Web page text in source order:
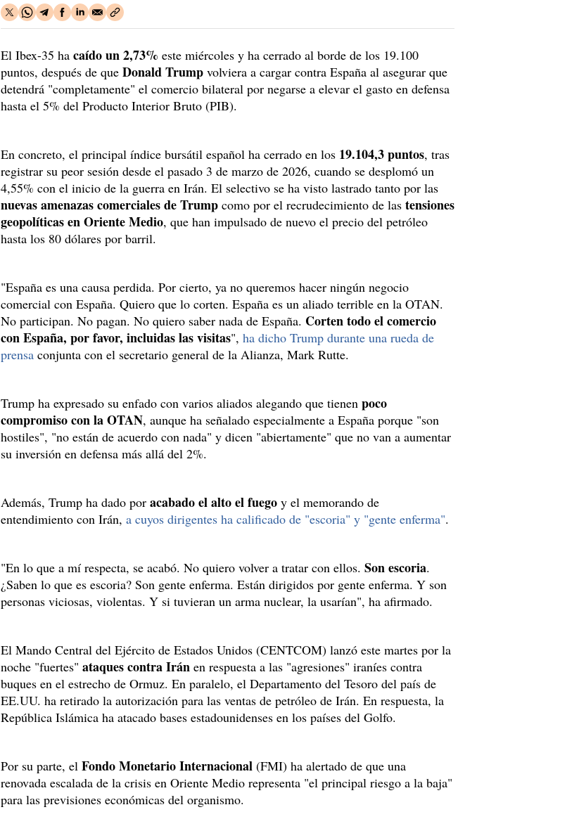
El Ibex-35 ha caído un 2,73% este miércoles y ha cerrado al borde de los 19.100
puntos, después de que Donald Trump volviera a cargar contra España al asegurar que
detendrá "completamente" el comercio bilateral por negarse a elevar el gasto en defensa
hasta el 5% del Producto Interior Bruto (PIB).
En concreto, el principal índice bursátil español ha cerrado en los 19.104,3 puntos, tras
registrar su peor sesión desde el pasado 3 de marzo de 2026, cuando se desplomó un
4,55% con el inicio de la guerra en Irán. El selectivo se ha visto lastrado tanto por las
nuevas amenazas comerciales de Trump como por el recrudecimiento de las tensiones
geopolíticas en Oriente Medio, que han impulsado de nuevo el precio del petróleo
hasta los 80 dólares por barril.
"España es una causa perdida. Por cierto, ya no queremos hacer ningún negocio
comercial con España. Quiero que lo corten. España es un aliado terrible en la OTAN.
No participan. No pagan. No quiero saber nada de España. Corten todo el comercio
con España, por favor, incluidas las visitas", ha dicho Trump durante una rueda de
prensa conjunta con el secretario general de la Alianza, Mark Rutte.
Trump ha expresado su enfado con varios aliados alegando que tienen poco
compromiso con la OTAN, aunque ha señalado especialmente a España porque "son
hostiles", "no están de acuerdo con nada" y dicen "abiertamente" que no van a aumentar
su inversión en defensa más allá del 2%.
Además, Trump ha dado por acabado el alto el fuego y el memorando de
entendimiento con Irán, a cuyos dirigentes ha calificado de "escoria" y "gente enferma".
"En lo que a mí respecta, se acabó. No quiero volver a tratar con ellos. Son escoria.
¿Saben lo que es escoria? Son gente enferma. Están dirigidos por gente enferma. Y son
personas viciosas, violentas. Y si tuvieran un arma nuclear, la usarían", ha afirmado.
El Mando Central del Ejército de Estados Unidos (CENTCOM) lanzó este martes por la
noche "fuertes" ataques contra Irán en respuesta a las "agresiones" iraníes contra
buques en el estrecho de Ormuz. En paralelo, el Departamento del Tesoro del país de
EE.UU. ha retirado la autorización para las ventas de petróleo de Irán. En respuesta, la
República Islámica ha atacado bases estadounidenses en los países del Golfo.
Por su parte, el Fondo Monetario Internacional (FMI) ha alertado de que una
renovada escalada de la crisis en Oriente Medio representa "el principal riesgo a la baja"
para las previsiones económicas del organismo.